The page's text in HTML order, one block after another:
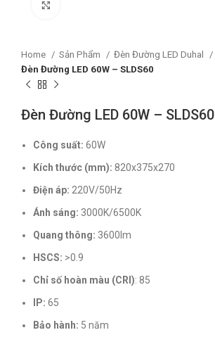
Home Sản Phẩm
Đèn Đường LED Duhal
Đèn Đường LED 60W – SLDS60
Đèn Đường LED 60W – SLDS60
Công suất: 60W
Kích thước (mm): 820x375x270
Điện áp: 220V/50Hz
Ánh sáng: 3000K/6500K
Quang thông: 3600lm
HSCS: >0.9
Chỉ số hoàn màu (CRI): 85
IP: 65
Bảo hành: 5 năm